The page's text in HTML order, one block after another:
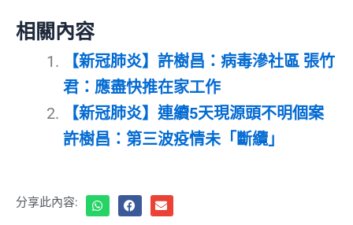
相關內容
【新冠肺炎】許樹昌：病毒滲社區 張竹
君：應盡快推在家工作
【新冠肺炎】連續5天現源頭不明個案
許樹昌：第三波疫情未「斷纜」
分享此內容: